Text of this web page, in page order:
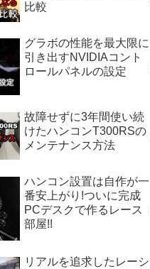
比較
グラボの性能を最大限に
引き出すNVIDIAコント
ロールパネルの設定
故障せずに3年間使い続
けたハンコンT300RSの
メンテナンス方法
ハンコン設置は自作が一
番安上がり!ついに完成
PCデスクで作るレース
部屋!!
リアルを追求したレーシ